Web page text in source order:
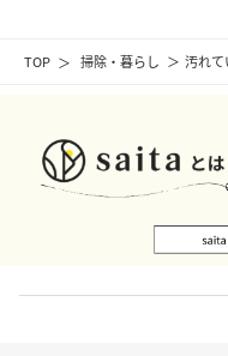
TOP 掃除・暮らし 汚れ